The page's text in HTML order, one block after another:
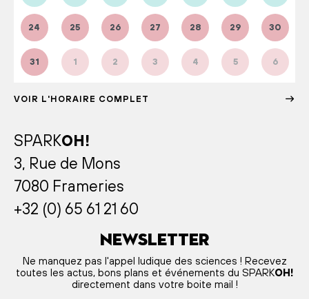
24 25 26 27 28 29 30
31 1 2 3 4 5 6
VOIR L'HORAIRE COMPLET
SPARKOH!
3, Rue de Mons
7080 Frameries
+32 (0) 65 61 21 60
Newsletter
Ne manquez pas l'appel ludique des sciences ! Recevez
toutes les actus, bons plans et événements du SPARKOH!
directement dans votre boite mail !